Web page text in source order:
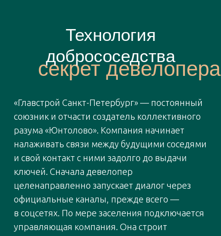
Оксана Бушковская признается:
с мужем сразу почувствовали себя как
дома. Пошли гулять в заказник,
оказались наедине с природой,
но одновременно в городской среде,
и поняли: это именно то, что
им необходимо.
Переезд в «Юнтолово» мама двоих
сыновей называет одним из лучших
решений семьи. Рядом со старой
улицы и Богатырского проспекта
Поэтическая мама